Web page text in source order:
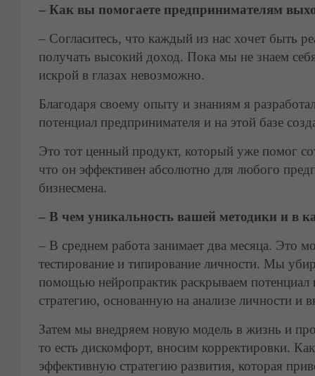
– Как вы помогаете предпринимателям
– Согласитесь, что каждый из нас хочет быть
получать высокий доход. Пока мы не знаем
искрой в глазах невозможно.
Благодаря своему опыту и знаниям я
потенциал предпринимателя и на этой базе
Это тот ценный продукт, который уже помог
что он эффективен абсолютно для любого
бизнесмена.
– В чем уникальность вашей методики и в
– В среднем работа занимает два месяца. Это
тестирование и типирование личности. Мы
помощью нейропрактик раскрываем
стратегию, основанную на анализе личности и
Затем мы внедряем новую модель в жизнь и
то есть дискомфорт, вносим корректировки.
эффективную стратегию развития, которая